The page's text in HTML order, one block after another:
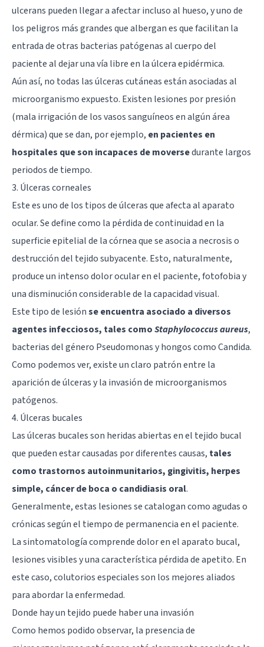
ulcerans pueden llegar a afectar incluso al hueso, y uno de
los peligros más grandes que albergan es que facilitan la
entrada de otras bacterias patógenas al cuerpo del
paciente al dejar una vía libre en la úlcera epidérmica.
Aún así, no todas las úlceras cutáneas están asociadas al
microorganismo expuesto. Existen lesiones por presión
(mala irrigación de los vasos sanguíneos en algún área
dérmica) que se dan, por ejemplo, en pacientes en
hospitales que son incapaces de moversedurante largos
periodos de tiempo.
3. Úlceras corneales
Este es uno de los tipos de úlceras que afecta al aparato
ocular. Se define como la pérdida de continuidad en la
superficie epitelial de la córnea que se asocia a necrosis o
destrucción del tejido subyacente. Esto, naturalmente,
produce un intenso dolor ocular en el paciente, fotofobia y
una disminución considerable de la capacidad visual.
Este tipo de lesiónse encuentra asociado a diversos
agentes infecciosos, tales comoStaphylococcus aureus,
bacterias del género Pseudomonas y hongos como Candida.
Como podemos ver, existe un claro patrón entre la
aparición de úlceras y la invasión de microorganismos
patógenos.
4. Úlceras bucales
Las úlceras bucales son heridas abiertas en el tejido bucal
que pueden estar causadas por diferentes causas, tales
como trastornos autoinmunitarios, gingivitis, herpes
simple, cáncer de boca o candidiasis oral.
Generalmente, estas lesiones se catalogan como agudas o
crónicas según el tiempo de permanencia en el paciente.
La sintomatología comprende dolor en el aparato bucal,
lesiones visibles y una característica pérdida de apetito. En
este caso, colutorios especiales son los mejores aliados
para abordar la enfermedad.
Donde hay un tejido puede haber una invasión
Como hemos podido observar, la presencia de